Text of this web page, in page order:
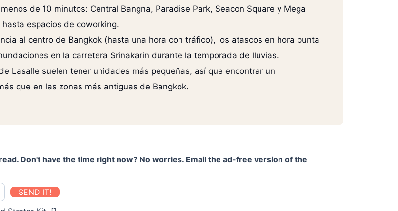
de 10 minutos: Central Bangna, Paradise Park, Seacon Square y Mega
espacios de coworking.
al centro de Bangkok (hasta una hora con tráfico), los atascos en hora punta
en la carretera Srinakarin durante la temporada de lluvias.
Lasalle suelen tener unidades más pequeñas, así que encontrar un
que en las zonas más antiguas de Bangkok.
Don't have the time right now? No worries. Email the ad-free version of the
SEND IT!